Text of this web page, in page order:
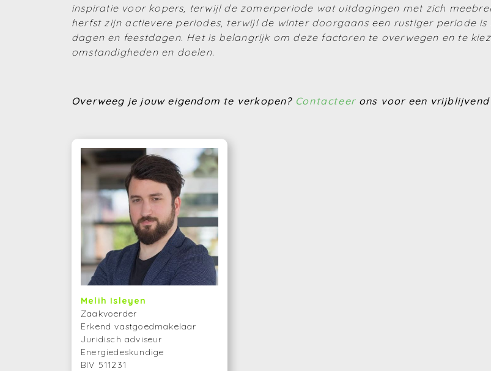
inspiratie voor kopers, terwijl de zomerperiode wat uitdagingen met zich
herfst zijn actievere periodes, terwijl de winter doorgaans een rustiger periode
dagen en feestdagen. Het is belangrijk om deze factoren te overwegen en te
omstandigheden en doelen.
Overweeg je jouw eigendom te verkopen? Contacteer ons voor een
Melih Isleyen
Zaakvoerder
Erkend vastgoedmakelaar
Juridisch adviseur
Energiedeskundige
BIV 511231